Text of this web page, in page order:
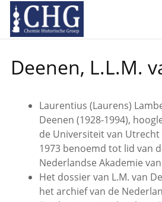
links
over
naar
de
Spring
naar
het
menu
Deenen, L.L.M.
Laurentius (Laurens)
Deenen (1928-1994),
de Universiteit van Utrecht
1973 benoemd tot lid van
Nederlandse Akademie
Het dossier van L.M. van
het archief van de